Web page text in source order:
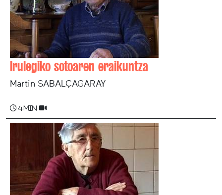
Irulegiko sotoaren eraikuntza
Martin SABALÇAGARAY
4 min